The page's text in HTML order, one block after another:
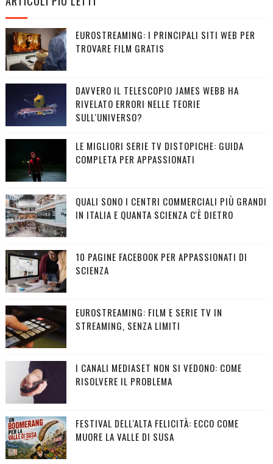
EUROSTREAMING: I PRINCIPALI SITI WEB PER
TROVARE FILM GRATIS
DAVVERO IL TELESCOPIO JAMES WEBB HA
RIVELATO ERRORI NELLE TEORIE
SULL'UNIVERSO?
LE MIGLIORI SERIE TV DISTOPICHE: GUIDA
COMPLETA PER APPASSIONATI
QUALI SONO I CENTRI COMMERCIALI PIÙ GRANDI
IN ITALIA E QUANTA SCIENZA C'È DIETRO
10 PAGINE FACEBOOK PER APPASSIONATI DI
SCIENZA
EUROSTREAMING: FILM E SERIE TV IN
STREAMING, SENZA LIMITI
I CANALI MEDIASET NON SI VEDONO: COME
RISOLVERE IL PROBLEMA
FESTIVAL DELL'ALTA FELICITÀ: ECCO COME
MUORE LA VALLE DI SUSA